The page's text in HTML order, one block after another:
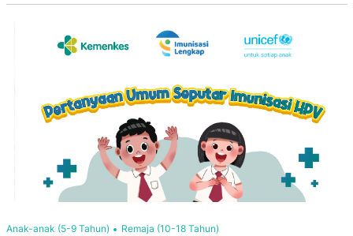
Anak-anak (5-9 Tahun) Remaja (10-18 Tahun)